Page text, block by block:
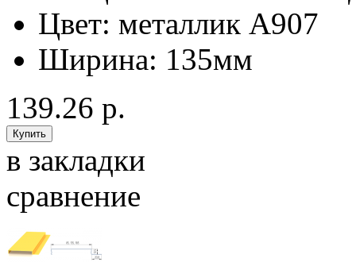
Цвет: металлик А907
Ширина: 135мм
139.26 р.
в закладки
сравнение